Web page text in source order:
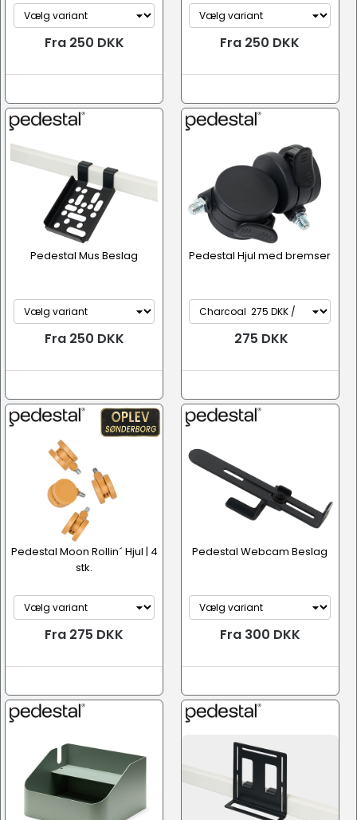
Fra 250 DKK Fra 250 DKK
Pedestal Mus Beslag
Fra 250 DKK
Pedestal Hjul med bremser
275 DKK
Pedestal Moon Rollin´ Hjul | 4
stk.
Fra 275 DKK
Pedestal Webcam Beslag
Fra 300 DKK